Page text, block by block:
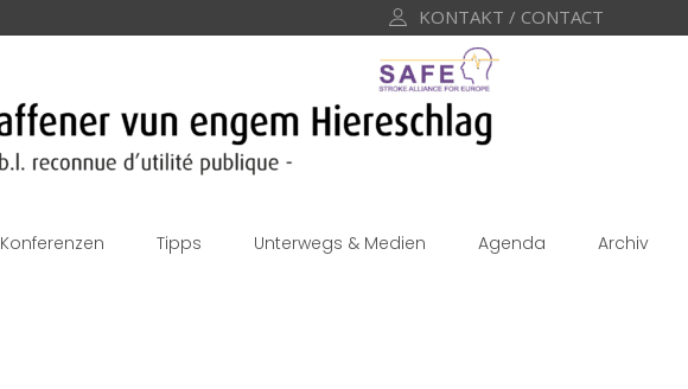
KONTAKT / CONTACT
Konferenzen Tipps Unterwegs & Medien Agenda Archiv